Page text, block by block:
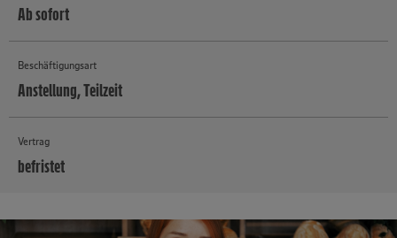
Ab sofort
Beschäftigungsart
Anstellung, Teilzeit
Vertrag
befristet